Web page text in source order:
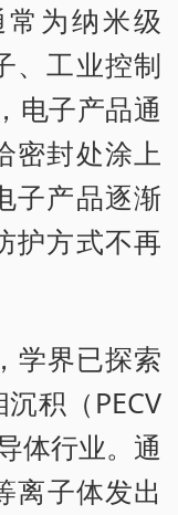
为纳米级
、工业控制
电子产品通
密封处涂上
子产品逐渐
护方式不再
学界已探索
积（PECV
体行业。通
离子体发出